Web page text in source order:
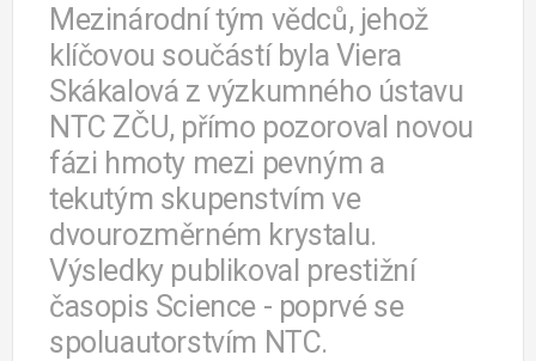
Mezinárodní tým vědců, jehož
klíčovou součástí byla Viera
Skákalová z výzkumného ústavu
NTC ZČU, přímo pozoroval novou
fázi hmoty mezi pevným a
tekutým skupenstvím ve
dvourozměrném krystalu.
Výsledky publikoval prestižní
časopis Science - poprvé se
spoluautorstvím NTC.